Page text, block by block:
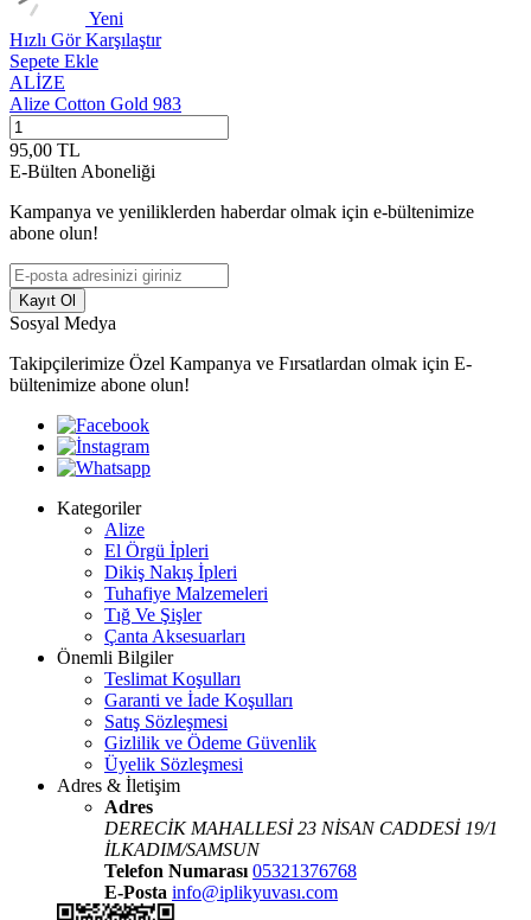
Yeni
Hızlı GörKarşılaştır
Sepete Ekle
ALİZE
Alize Cotton Gold 983
95,00 TL
E-Bülten Aboneliği
Kampanya ve yeniliklerden haberdar olmak için e-bültenimize
abone olun!
Kayıt Ol
Sosyal Medya
Takipçilerimize Özel Kampanya ve Fırsatlardan olmak için E-
bültenimize abone olun!
Kategoriler
Alize
El Örgü İpleri
Dikiş Nakış İpleri
Tuhafiye Malzemeleri
Tığ Ve Şişler
Çanta Aksesuarları
Önemli Bilgiler
Teslimat Koşulları
Garanti ve İade Koşulları
Satış Sözleşmesi
Gizlilik ve Ödeme Güvenlik
Üyelik Sözleşmesi
Adres & İletişim
Adres
DERECİK MAHALLESİ 23 NİSAN CADDESİ 19/1
İLKADIM/SAMSUN
Telefon Numarası 05321376768
E-Posta info@iplikyuvası.com